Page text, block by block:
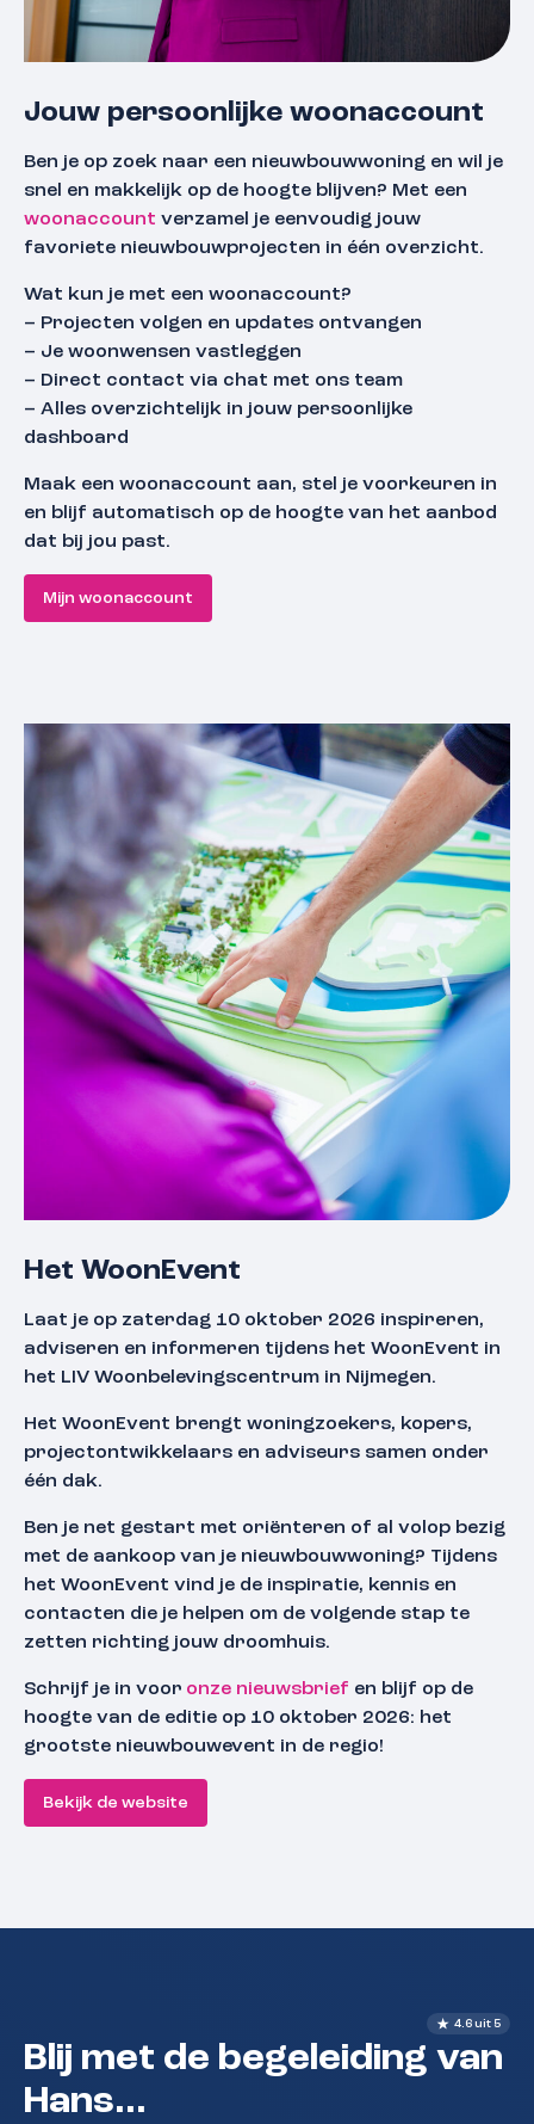
Jouw persoonlijke woonaccount
Ben je op zoek naar een nieuwbouwwoning en wil je
snel en makkelijk op de hoogte blijven? Met een
woonaccount verzamel je eenvoudig jouw
favoriete nieuwbouwprojecten in één overzicht.
Wat kun je met een woonaccount?
– Projecten volgen en updates ontvangen
– Je woonwensen vastleggen
– Direct contact via chat met ons team
– Alles overzichtelijk in jouw persoonlijke
dashboard
Maak een woonaccount aan, stel je voorkeuren in
en blijf automatisch op de hoogte van het aanbod
dat bij jou past.
Mijn woonaccount
Het WoonEvent
Laat je op zaterdag 10 oktober 2026 inspireren,
adviseren en informeren tijdens het WoonEvent in
het LIV Woonbelevingscentrum in Nijmegen.
Het WoonEvent brengt woningzoekers, kopers,
projectontwikkelaars en adviseurs samen onder
één dak.
Ben je net gestart met oriënteren of al volop bezig
met de aankoop van je nieuwbouwwoning? Tijdens
het WoonEvent vind je de inspiratie, kennis en
contacten die je helpen om de volgende stap te
zetten richting jouw droomhuis.
Schrijf je in voor onze nieuwsbrief en blijf op de
hoogte van de editie op 10 oktober 2026: het
grootste nieuwbouwevent in de regio!
Bekijk de website
4.6 uit 5
Blij met de begeleiding van
Hans...